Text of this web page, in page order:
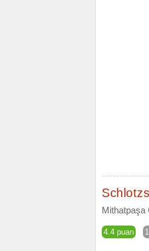
Mithatpaşa
4.4 puan